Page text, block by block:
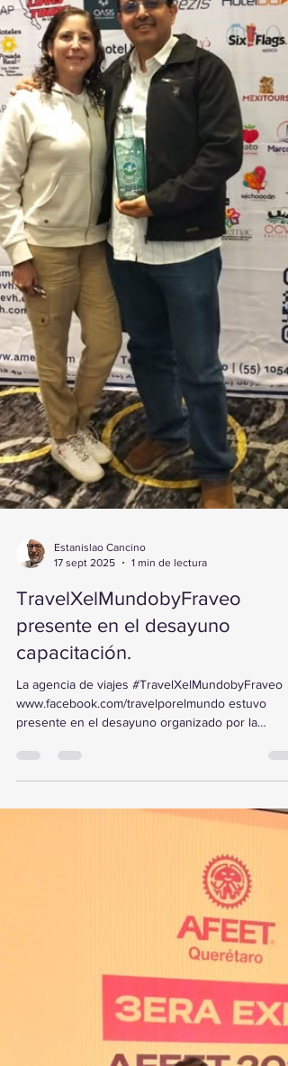
Estanislao Cancino
17 sept 2025
1 min de lectura
TravelXelMundobyFraveo
presente en el desayuno
capacitación.
La agencia de viajes #TravelXelMundobyFraveo
AMEVH...